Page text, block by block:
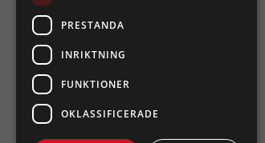
PRESTANDA
INRIKTNING
FUNKTIONER
OKLASSIFICERADE